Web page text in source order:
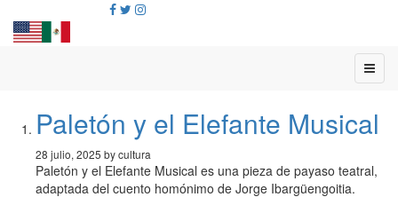
Paletón y el Elefante Musical
28 julio, 2025 by cultura
Paletón y el Elefante Musical es una pieza de payaso teatral,
adaptada del cuento homónimo de Jorge Ibargüengoitia.